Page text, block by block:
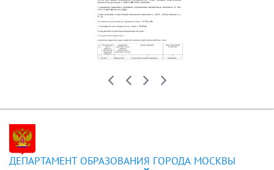
ДЕПАРТАМЕНТ ОБРАЗОВАНИЯ ГОРОДА МОСКВЫ